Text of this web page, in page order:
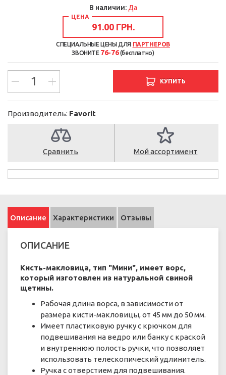
В наличии: Да
ЦЕНА
91.00 ГРН.
СПЕЦИАЛЬНЫЕ ЦЕНЫ ДЛЯ ПАРТНЕРОВ
ЗВОНИТЕ 76-76(бесплатно)
КУПИТЬ
Производитель: Favorit
Сравнить Мой ассортимент
Описание Характеристики Отзывы
ОПИСАНИЕ
Кисть-макловица, тип "Мини", имеет ворс,
который изготовлен из натуральной свиной
щетины.
Рабочая длина ворса, в зависимости от
размера кисти-макловицы, от 45 мм до 50 мм.
Имеет пластиковую ручку с крючком для
подвешивания на ведро или банку с краской
и внутреннюю полость ручки, что позволяет
использовать телескопический удлинитель.
Ручка с отверстием для подвешивания.